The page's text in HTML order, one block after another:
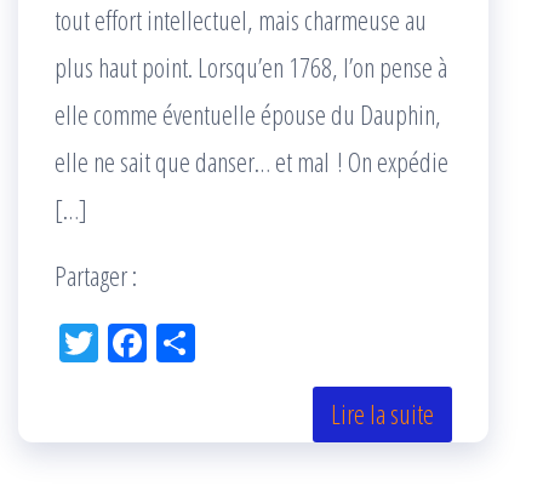
tout effort intellectuel, mais charmeuse au
plus haut point. Lorsqu’en 1768, l’on pense à
elle comme éventuelle épouse du Dauphin,
elle ne sait que danser… et mal ! On expédie
[…]
Partager :
Tw Fac
k r
Lire la suite